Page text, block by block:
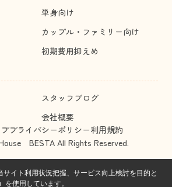
単身向け
カップル・ファミリー向け
初期費用抑えめ
スタッフブログ
会社概要
プライバシーポリシー利用規約
BESTA All Rights Reserved.
サイト利用状況把握、サービス向上検討を目的と
を使用しています。